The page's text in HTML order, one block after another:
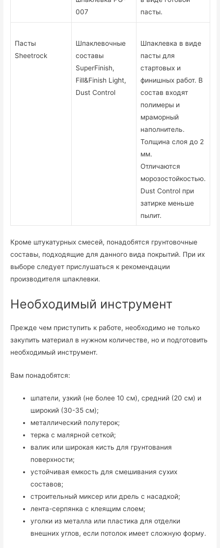
007
пасты.
Пасты
Sheetrock
Шпаклевочные
составы
SuperFinish,
Fill&Finish Light,
Dust Control
Шпаклевка в виде
пасты для
стартовых и
финишных работ. В
состав входят
полимеры и
мраморный
наполнитель.
Толщина слоя до 2
мм.
Отличаются
морозостойкостью.
Dust Control при
затирке меньше
пылит.
Кроме штукатурных смесей, понадобятся грунтовочные
составы, подходящие для данного вида покрытий. При их
выборе следует прислушаться к рекомендации
производителя шпаклевки.
Необходимый инструмент
Прежде чем приступить к работе, необходимо не только
закупить материал в нужном количестве, но и подготовить
необходимый инструмент.
Вам понадобятся:
шпатели, узкий (не более 10 см), средний (20 см) и
широкий (30-35 см);
металлический полутерок;
терка с малярной сеткой;
валик или широкая кисть для грунтования
поверхности;
устойчивая емкость для смешивания сухих
составов;
строительный миксер или дрель с насадкой;
лента-серпянка с клеящим слоем;
уголки из металла или пластика для отделки
внешних углов, если потолок имеет сложную форму.